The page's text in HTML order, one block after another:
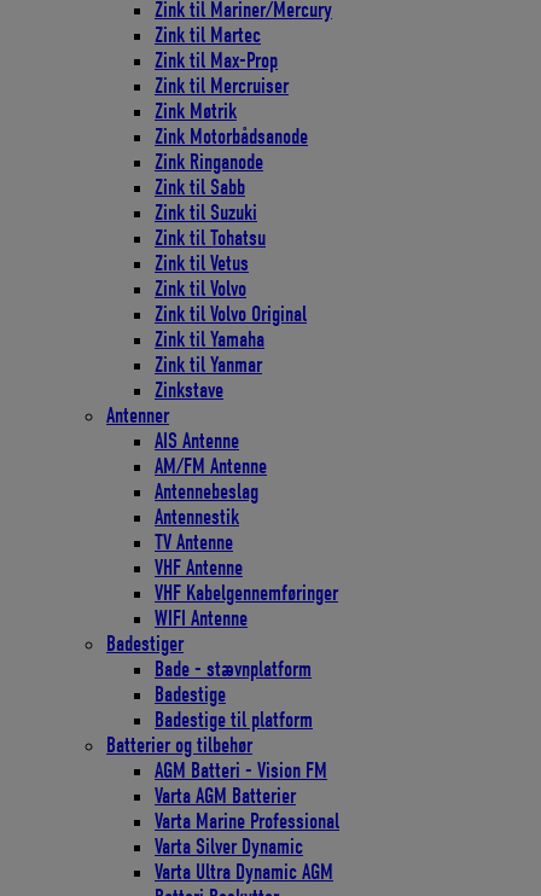
Zink til Mariner/Mercury
Zink til Martec
Zink til Max-Prop
Zink til Mercruiser
Zink Møtrik
Zink Motorbådsanode
Zink Ringanode
Zink til Sabb
Zink til Suzuki
Zink til Tohatsu
Zink til Vetus
Zink til Volvo
Zink til Volvo Original
Zink til Yamaha
Zink til Yanmar
Zinkstave
Antenner
AIS Antenne
AM/FM Antenne
Antennebeslag
Antennestik
TV Antenne
VHF Antenne
VHF Kabelgennemføringer
WIFI Antenne
Badestiger
Bade - stævnplatform
Badestige
Badestige til platform
Batterier og tilbehør
AGM Batteri - Vision FM
Varta AGM Batterier
Varta Marine Professional
Varta Silver Dynamic
Varta Ultra Dynamic AGM